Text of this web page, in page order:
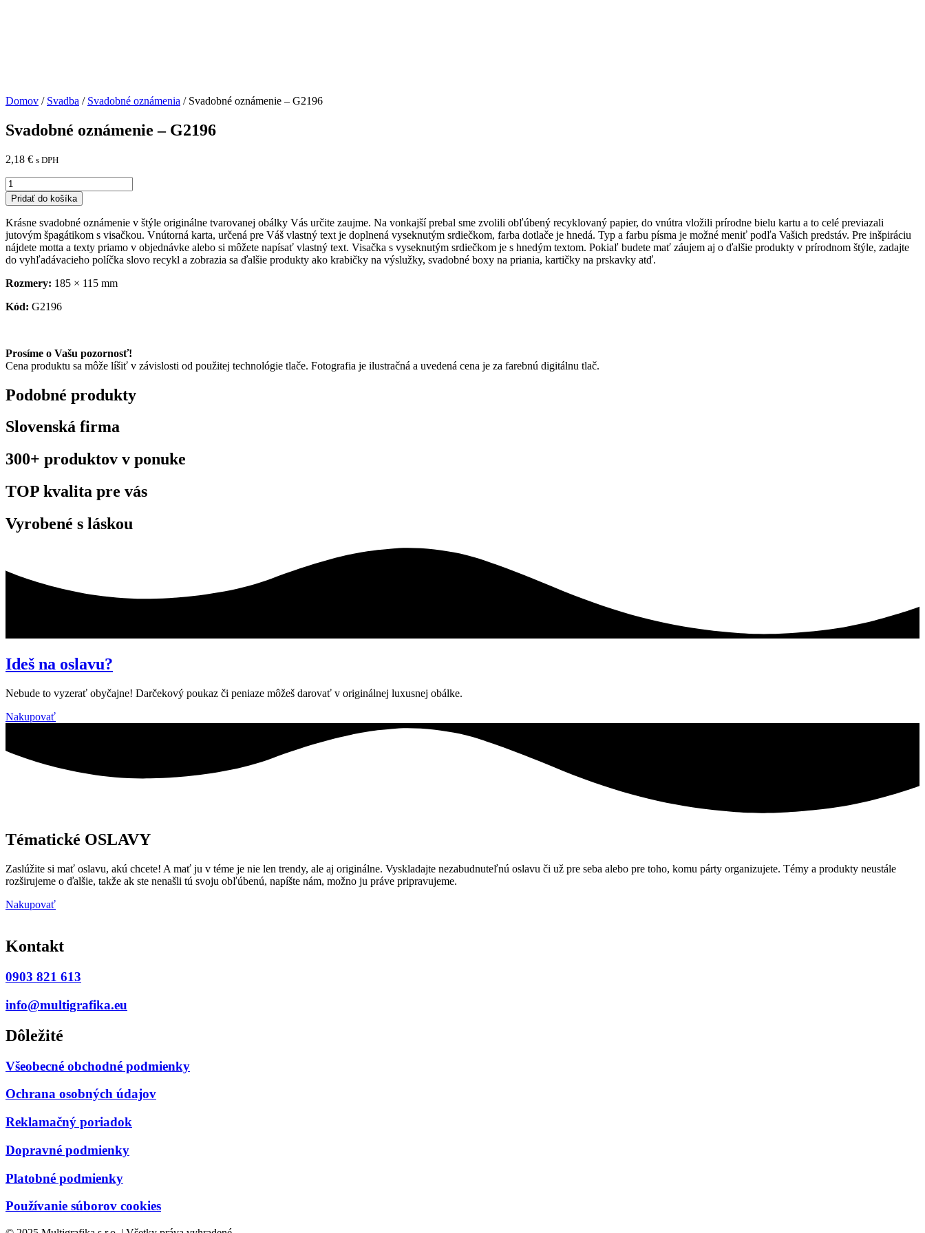
Domov / Svadba / Svadobné oznámenia / Svadobné oznámenie – G2196
Svadobné oznámenie – G2196
2,18 € s DPH
množstvo
Svadobné
oznámenie
-
G2196
Pridať do košíka
Krásne svadobné oznámenie v štýle originálne tvarovanej obálky Vás určite zaujme. Na vonkajší prebal sme zvolili obľúbený recyklovaný papier, do vnútra vložili prírodne bielu kartu a to celé previazali
jutovým špagátikom s visačkou. Vnútorná karta, určená pre Váš vlastný text je doplnená vyseknutým srdiečkom, farba dotlače je hnedá. Typ a farbu písma je možné meniť podľa Vašich predstáv. Pre inšpiráciu
nájdete motta a texty priamo v objednávke alebo si môžete napísať vlastný text. Visačka s vyseknutým srdiečkom je s hnedým textom. Pokiaľ budete mať záujem aj o ďalšie produkty v prírodnom štýle, zadajte
do vyhľadávacieho políčka slovo recykl a zobrazia sa ďalšie produkty ako krabičky na výslužky, svadobné boxy na priania, kartičky na prskavky atď.
Rozmery: 185 × 115 mm
Kód: G2196
Prosíme o Vašu pozornosť!
Cena produktu sa môže líšiť v závislosti od použitej technológie tlače. Fotografia je ilustračná a uvedená cena je za farebnú digitálnu tlač.
Podobné produkty
Slovenská firma
300+ produktov v ponuke
TOP kvalita pre vás
Vyrobené s láskou
Ideš na oslavu?
Nebude to vyzerať obyčajne! Darčekový poukaz či peniaze môžeš darovať v originálnej luxusnej obálke.
Nakupovať
Tématické OSLAVY
Zaslúžite si mať oslavu, akú chcete! A mať ju v téme je nie len trendy, ale aj originálne. Vyskladajte nezabudnuteľnú oslavu či už pre seba alebo pre toho, komu párty organizujete. Témy a produkty neustále
rozširujeme o ďalšie, takže ak ste nenašli tú svoju obľúbenú, napíšte nám, možno ju práve pripravujeme.
Nakupovať
Kontakt
0903 821 613
info@multigrafika.eu
Dôležité
Všeobecné obchodné podmienky
Ochrana osobných údajov
Reklamačný poriadok
Dopravné podmienky
Platobné podmienky
Používanie súborov cookies